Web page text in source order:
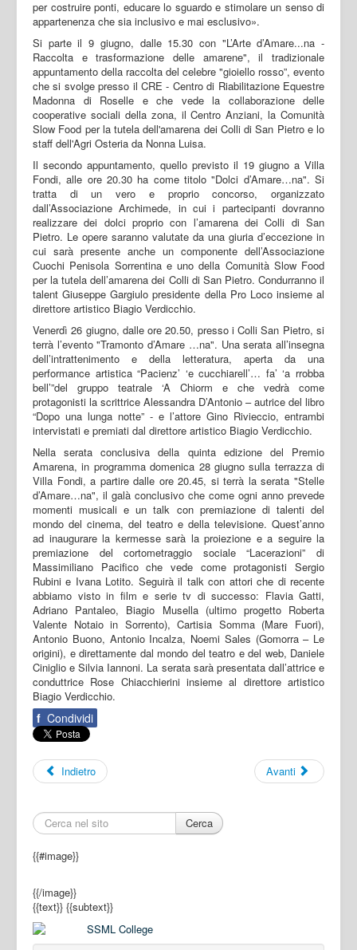
per costruire ponti, educare lo sguardo e stimolare un senso di
appartenenza che sia inclusivo e mai esclusivo».
Si parte il 9 giugno, dalle 15.30 con "L’Arte d’Amare...na -
Raccolta e trasformazione delle amarene", il tradizionale
appuntamento della raccolta del celebre "gioiello rosso”, evento
che si svolge presso il CRE - Centro di Riabilitazione Equestre
Madonna di Roselle e che vede la collaborazione delle
cooperative sociali della zona, il Centro Anziani, la Comunità
Slow Food per la tutela dell'amarena dei Colli di San Pietro e lo
staff dell'Agri Osteria da Nonna Luisa.
Il secondo appuntamento, quello previsto il 19 giugno a Villa
Fondi, alle ore 20.30 ha come titolo "Dolci d’Amare…na". Si
tratta di un vero e proprio concorso, organizzato
dall’Associazione Archimede, in cui i partecipanti dovranno
realizzare dei dolci proprio con l’amarena dei Colli di San
Pietro. Le opere saranno valutate da una giuria d’eccezione in
cui sarà presente anche un componente dell’Associazione
Cuochi Penisola Sorrentina e uno della Comunità Slow Food
per la tutela dell’amarena dei Colli di San Pietro. Condurranno il
talent Giuseppe Gargiulo presidente della Pro Loco insieme al
direttore artistico Biagio Verdicchio.
Venerdì 26 giugno, dalle ore 20.50, presso i Colli San Pietro, si
terrà l’evento "Tramonto d’Amare …na". Una serata all’insegna
dell’intrattenimento e della letteratura, aperta da una
performance artistica “Pacienz’ ‘e cucchiarell’… fa’ ‘a rrobba
bell’”del gruppo teatrale ‘A Chiorm e che vedrà come
protagonisti la scrittrice Alessandra D’Antonio – autrice del libro
“Dopo una lunga notte” - e l’attore Gino Rivieccio, entrambi
intervistati e premiati dal direttore artistico Biagio Verdicchio.
Nella serata conclusiva della quinta edizione del Premio
Amarena, in programma domenica 28 giugno sulla terrazza di
Villa Fondi, a partire dalle ore 20.45, si terrà la serata "Stelle
d’Amare…na", il galà conclusivo che come ogni anno prevede
momenti musicali e un talk con premiazione di talenti del
mondo del cinema, del teatro e della televisione. Quest’anno
ad inaugurare la kermesse sarà la proiezione e a seguire la
premiazione del cortometraggio sociale “Lacerazioni” di
Massimiliano Pacifico che vede come protagonisti Sergio
Rubini e Ivana Lotito. Seguirà il talk con attori che di recente
abbiamo visto in film e serie tv di successo: Flavia Gatti,
Adriano Pantaleo, Biagio Musella (ultimo progetto Roberta
Valente Notaio in Sorrento), Cartisia Somma (Mare Fuori),
Antonio Buono, Antonio Incalza, Noemi Sales (Gomorra – Le
origini), e direttamente dal mondo del teatro e del web, Daniele
Ciniglio e Silvia Iannoni. La serata sarà presentata dall’attrice e
conduttrice Rose Chiacchierini insieme al direttore artistico
Biagio Verdicchio.
f Condividi
Indietro Avanti
Cerca
{{#image}}
{{/image}}
{{text}} {{subtext}}